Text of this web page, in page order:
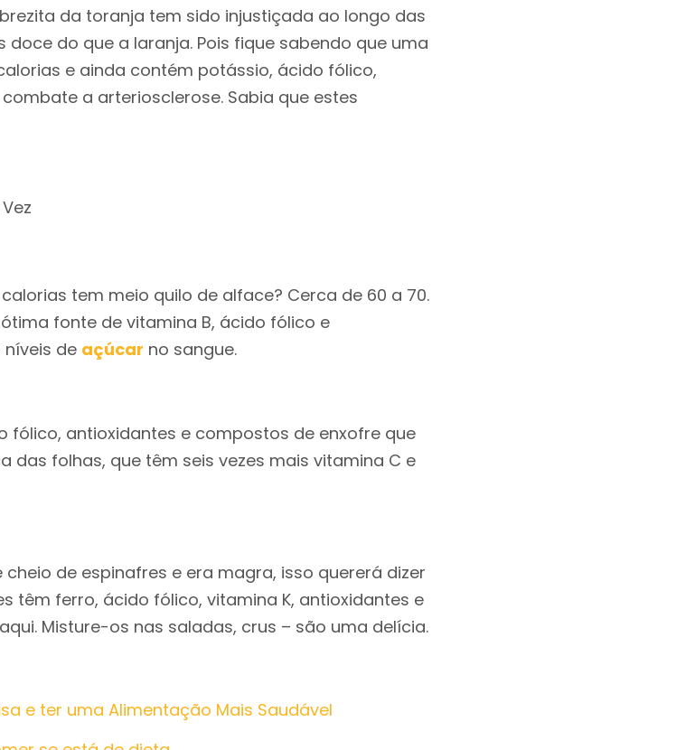
da toranja tem sido injustiçada ao longo das
do que a laranja. Pois fique sabendo que uma
e ainda contém potássio, ácido fólico,
a arteriosclerose. Sabia que estes
tem meio quilo de alface? Cerca de 60 a 70.
fonte de vitamina B, ácido fólico e
de açúcar no sangue.
fólico, antioxidantes e compostos de enxofre que
das folhas, que têm seis vezes mais vitamina C e
de espinafres e era magra, isso quererá dizer
têm ferro, ácido fólico, vitamina K, antioxidantes e
Misture-os nas saladas, crus – são uma delícia.
e ter uma Alimentação Mais Saudável